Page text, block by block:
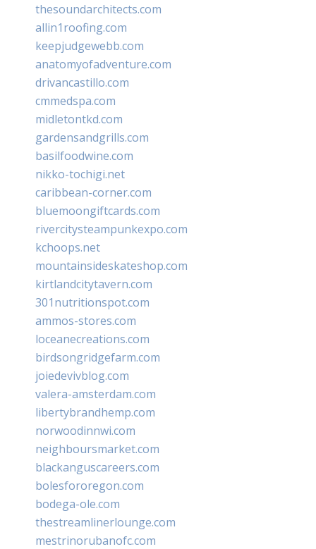
thesoundarchitects.com
allin1roofing.com
keepjudgewebb.com
anatomyofadventure.com
drivancastillo.com
cmmedspa.com
midletontkd.com
gardensandgrills.com
basilfoodwine.com
nikko-tochigi.net
caribbean-corner.com
bluemoongiftcards.com
rivercitysteampunkexpo.com
kchoops.net
mountainsideskateshop.com
kirtlandcitytavern.com
301nutritionspot.com
ammos-stores.com
loceanecreations.com
birdsongridgefarm.com
joiedevivblog.com
valera-amsterdam.com
libertybrandhemp.com
norwoodinnwi.com
neighboursmarket.com
blackanguscareers.com
bolesfororegon.com
bodega-ole.com
thestreamlinerlounge.com
mestrinorubanofc.com